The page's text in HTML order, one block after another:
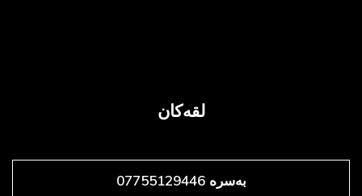
لقەکان
بەسرە 07755129446